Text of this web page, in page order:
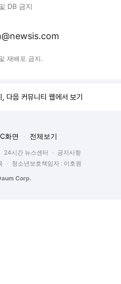
DB 금지
재배포 금지.
다음 커뮤니티 웹에서 보기
화면 전체보기
24시간 뉴스센터
공지사항
청소년보호책임자 : 이호원
Corp.